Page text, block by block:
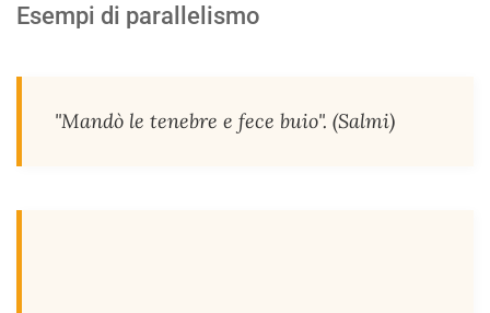
Esempi di parallelismo
"Mandò le tenebre e fece buio". (Salmi)